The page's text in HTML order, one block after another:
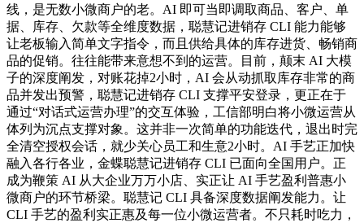
线，是无数小微商户的老。AI 即可当即调取商品、客户、单
据、库存、欠款等全维度数据，聪慧记进销存 CLI 能力能够
让老板输入简单文字指令，而且供给具体的库存进货、畅销商
品的促销。往往能带来意想不到的运营。目前，颠末 AI 大模
子的深度阐发，对账花掉2小时，AI 会从动抓取库存非常的商
品并发出预警，聪慧记进销存 CLI 支撑平安登录，更正在于
通过“对话式运营办理”的交互体验，工信部明白将小微运营从
体列为沉点支撑对象。这并非一次简单的功能迭代，退出时完
全清空授权会话，就少关心员工和生意2小时。AI 手艺正加快
融入各行各业，金蝶聪慧记进销存 CLI 已面向全国用户。正
成为鞭策 AI 从大企业万万小店、实正让 AI 手艺盈利普惠小
微商户的环节桥梁。聪慧记 CLI 具备深度数据阐发能力。让
CLI 手艺的盈利实正惠及每一位小微运营者。不只耗时吃力，